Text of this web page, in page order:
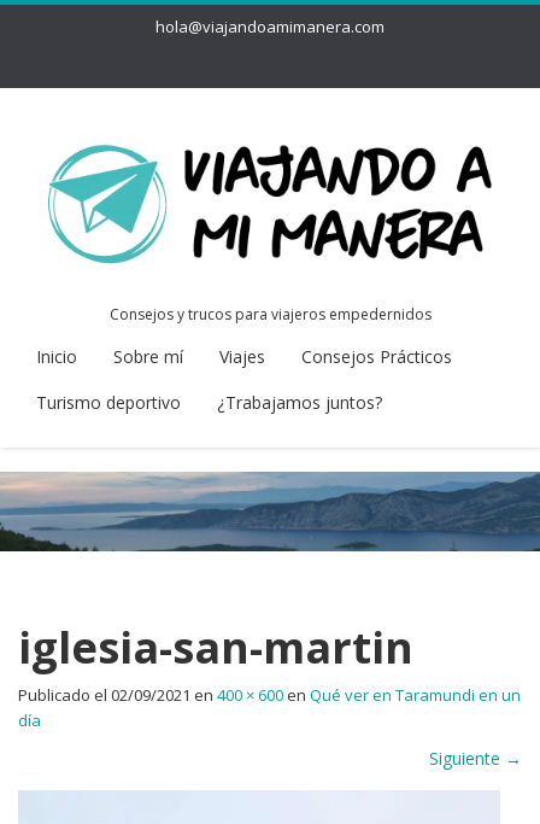
hola@viajandoamimanera.com
Consejos y trucos para viajeros empedernidos
Inicio Sobre mí Viajes
Consejos Prácticos
Turismo deportivo
¿Trabajamos juntos?
iglesia-san-martin
Publicado el 02/09/2021 en 400 × 600en Qué ver en Taramundi en un
día
Siguiente →